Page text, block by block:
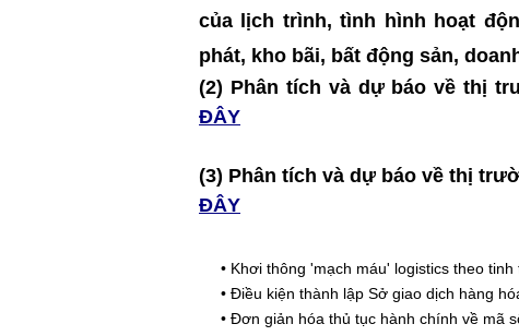
của lịch trình, tình hình hoạt
phát, kho bãi, bất động sản,
(2) Phân tích và dự báo về thị
ĐÂY
(3) Phân tích và dự báo về thị
ĐÂY
• Khơi thông 'mạch máu' logistics theo
• Điều kiện thành lập Sở giao dịch hàng
• Đơn giản hóa thủ tục hành chính về mã